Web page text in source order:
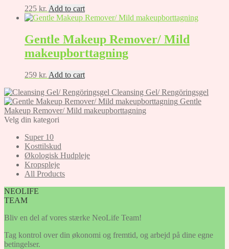
225 kr. Add to cart
Gentle Makeup Remover/ Mild
makeupborttagning
259 kr. Add to cart
Cleansing Gel/ Rengöringsgel
Gentle
Makeup Remover/ Mild makeupborttagning
Velg din kategori
Super 10
Kosttilskud
Økologisk Hudpleje
Kropspleje
All Products
NEOLIFE
TEAM
Bliv en del af vores stærke NeoLife Team!
Tag kontrol over din økonomi og fremtid, og arbejd på dine egne
betingelser.